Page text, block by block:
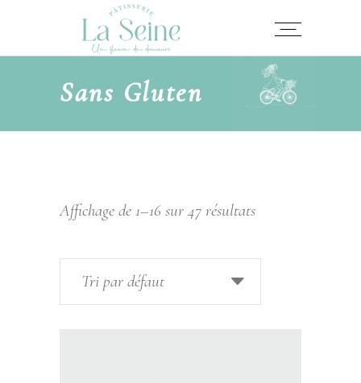
Sans Gluten​
Affichage de 1–16 sur 47 résultats
Tri par défaut